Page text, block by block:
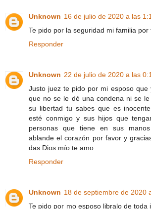
Unknown 16 de julio de 2020 a las
Te pido por la seguridad mi familia por
Responder
Unknown 22 de julio de 2020 a las
Justo juez te pido por mi esposo que
que no se le dé una condena ni se
su libertad tu sabes que es
esté conmigo y sus hijos que
personas que tiene en sus
ablande el corazón por favor y
das Dios mío te amo
Responder
Unknown 18 de septiembre de 2020
Te pido por mo esposo libralo de toda